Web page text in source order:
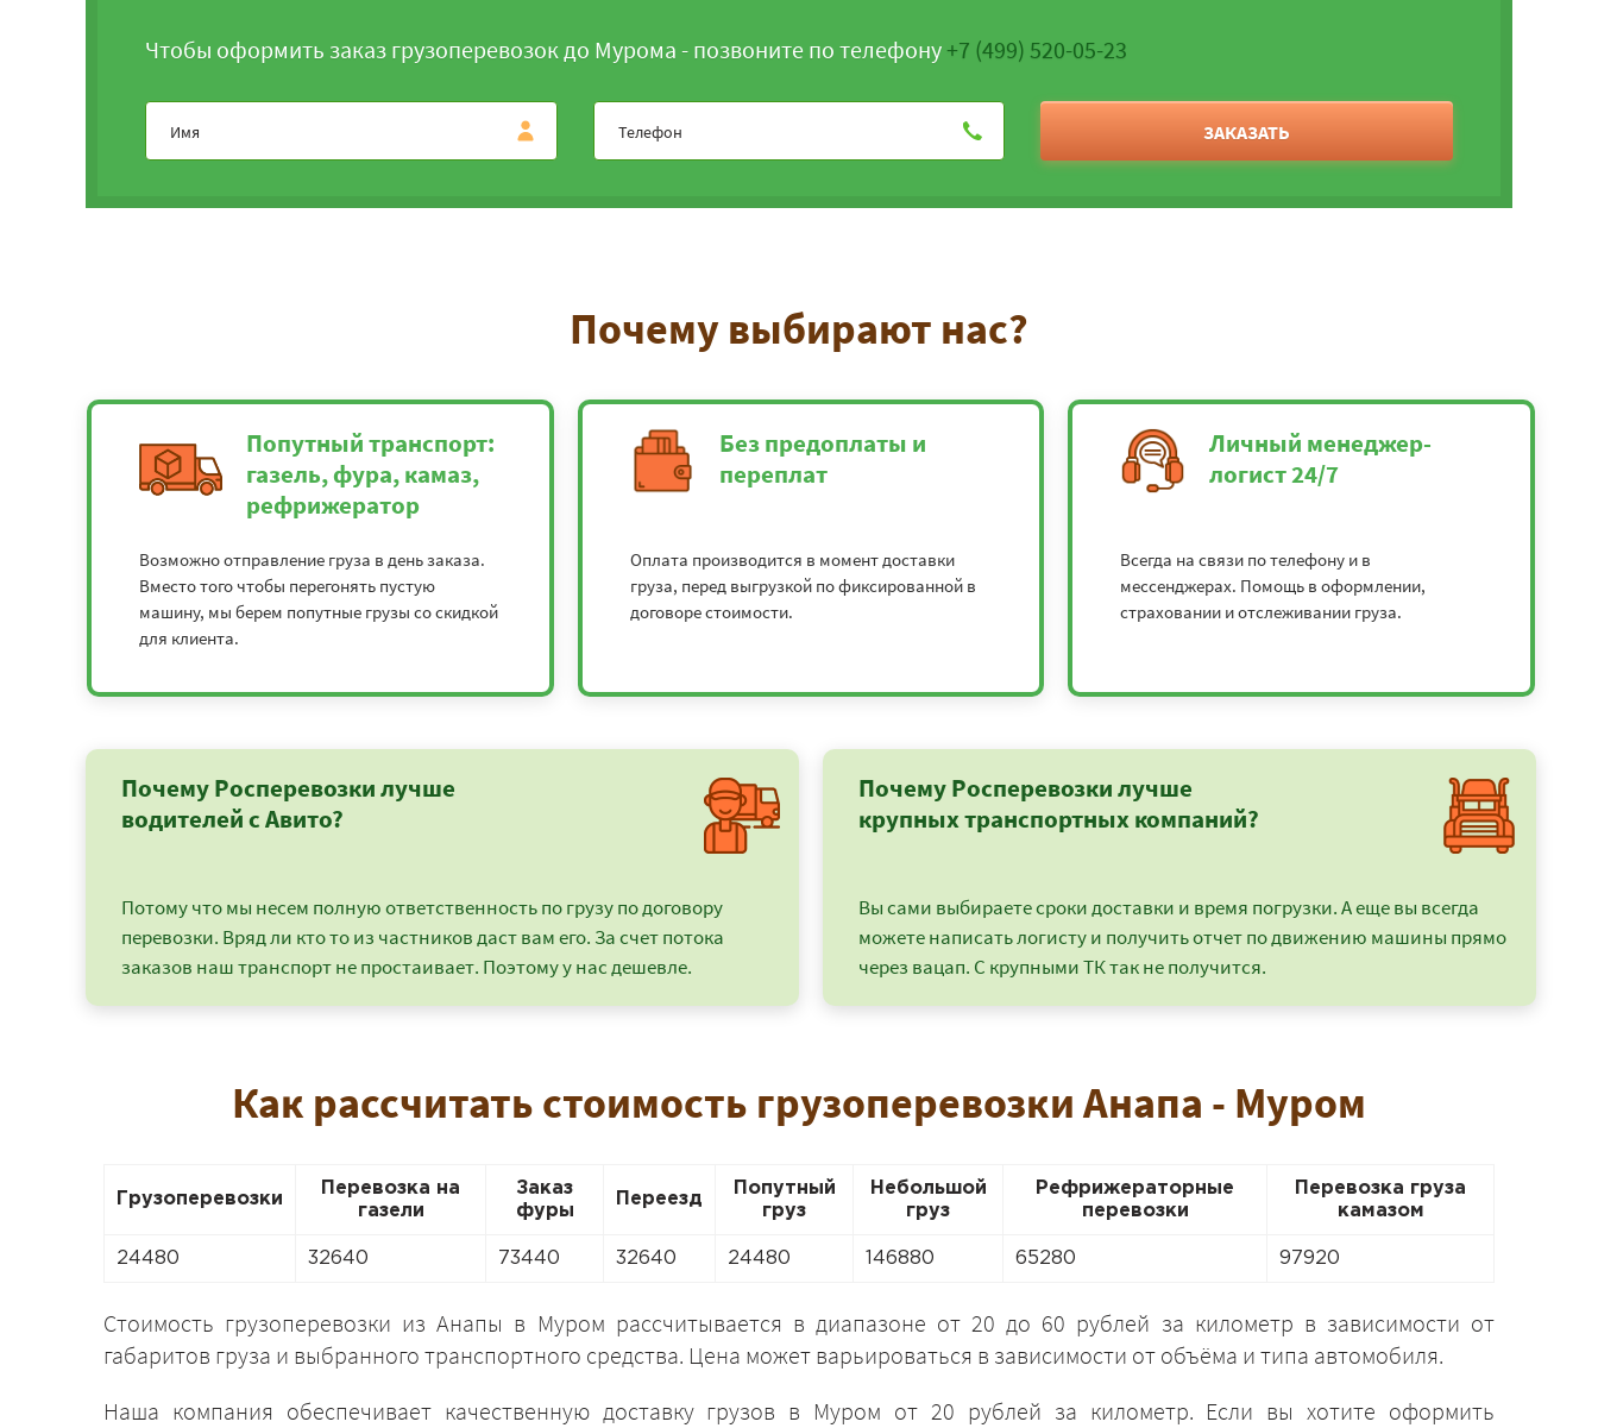
Чтобы оформить заказ грузоперевозок до Мурома - позвоните по телефону+7 (499) 520-05-23
ЗАКАЗАТЬ
Почему выбирают нас?
Попутный транспорт:
газель, фура, камаз,
рефрижератор
Возможно отправление груза в день заказа.
Вместо того чтобы перегонять пустую
машину, мы берем попутные грузы со скидкой
для клиента.
Без предоплаты и
переплат
Оплата производится в момент доставки
груза, перед выгрузкой по фиксированной в
договоре стоимости.
Личный менеджер-
логист 24/7
Всегда на связи по телефону и в
мессенджерах. Помощь в оформлении,
страховании и отслеживании груза.
Почему Росперевозки лучше
водителей с Авито?
Потому что мы несем полную ответственность по грузу по договору
перевозки. Вряд ли кто то из частников даст вам его. За счет потока
заказов наш транспорт не простаивает. Поэтому у нас дешевле.
Почему Росперевозки лучше
крупных транспортных компаний?
Вы сами выбираете сроки доставки и время погрузки. А еще вы всегда
можете написать логисту и получить отчет по движению машины прямо
через вацап. С крупными ТК так не получится.
Как рассчитать стоимость грузоперевозки Анапа - Муром
Грузоперевозки
Перевозка на
газели
Заказ
фуры
Переезд
Попутный
груз
Небольшой
груз
Рефрижераторные
перевозки
Перевозка груза
камазом
24480 32640 73440 32640 24480 146880 65280 97920
Стоимость грузоперевозки из Анапы в Муром рассчитывается в диапазоне от 20 до 60 рублей за километр в зависимости от
габаритов груза и выбранного транспортного средства. Цена может варьироваться в зависимости от объёма и типа автомобиля.
Наша компания обеспечивает качественную доставку грузов в Муром от 20 рублей за километр. Если вы хотите оформить
+7 (499) 520-05-23